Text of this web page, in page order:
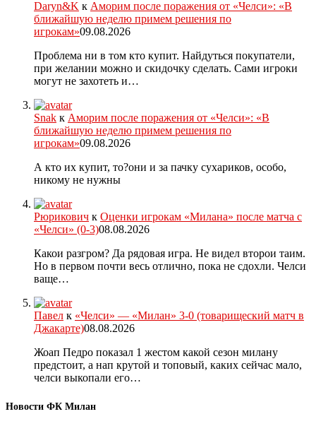
Daryn&K к Аморим после поражения от «Челси»: «В
ближайшую неделю примем решения по
игрокам»09.08.2026
Проблема ни в том кто купит. Найдуться покупатели,
при желании можно и скидочку сделать. Сами игроки
могут не захотеть и…
Snak к Аморим после поражения от «Челси»: «В
ближайшую неделю примем решения по
игрокам»09.08.2026
А кто их купит, то?они и за пачку сухариков, особо,
никому не нужны
Рюрикович к Оценки игрокам «Милана» после матча с
«Челси» (0-3)08.08.2026
Какои разгром? Да рядовая игра. Не видел второи таим.
Но в первом почти весь отлично, пока не сдохли. Челси
ваще…
Павел к «Челси» — «Милан» 3-0 (товарищеский матч в
Джакарте)08.08.2026
Жоап Педро показал 1 жестом какой сезон милану
предстоит, а нап крутой и топовый, каких сейчас мало,
челси выкопали его…
Новости ФК Милан